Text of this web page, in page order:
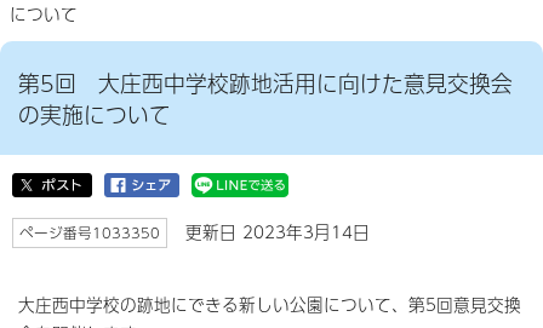
について
第5回 大庄西中学校跡地活用に向けた意見交換会
の実施について
ページ番号1033350 更新日 2023年3月14日
大庄西中学校の跡地にできる新しい公園について、第5回意見交換